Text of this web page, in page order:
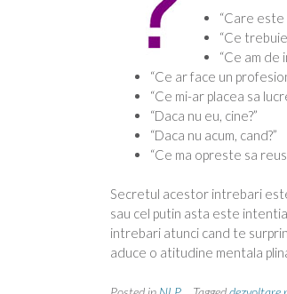
“Care este
“Ce
“Ce am de
“Ce ar face un
“Ce mi-ar placea sa
“Daca nu eu, cine?”
“Daca nu acum, cand?”
“Ce ma opreste sa
Secretul acestor intrebari
sau cel putin asta este
intrebari atunci cand te
aduce o atitudine mentala